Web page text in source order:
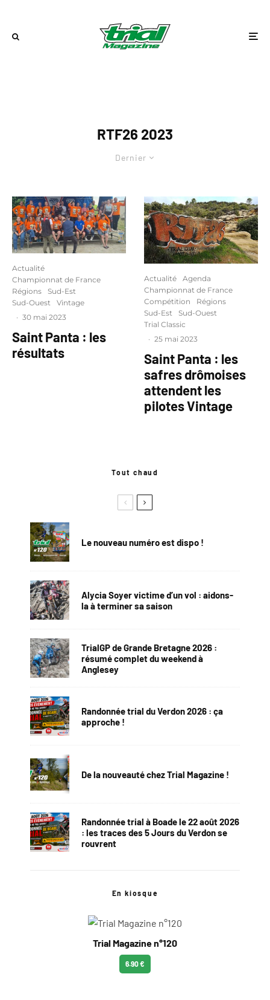
RTF26 2023
Dernier
Actualité
Championnat de France
Régions
Sud-Est
Sud-Ouest
Vintage
· 30 mai 2023
Saint Panta : les
résultats
Actualité
Agenda
Championnat de France
Compétition
Régions
Sud-Est
Sud-Ouest
Trial Classic
· 25 mai 2023
Saint Panta : les
safres drômoises
attendent les
pilotes Vintage
Tout chaud
Le nouveau numéro est dispo !
Alycia Soyer victime d’un vol : aidons-
la à terminer sa saison
TrialGP de Grande Bretagne 2026 :
résumé complet du weekend à
Anglesey
Randonnée trial du Verdon 2026 : ça
approche !
De la nouveauté chez Trial Magazine !
Randonnée trial à Boade le 22 août 2026
: les traces des 5 Jours du Verdon se
rouvrent
En kiosque
Trial Magazine n°120
6.90 €